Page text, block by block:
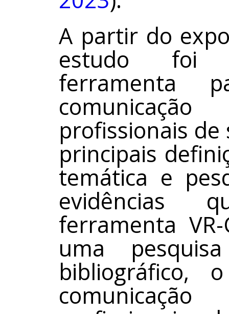
A partir do
estudo foi
ferramenta
profissionais
principais
temática e
evidências
ferramenta VR-
uma
bibliográfico,